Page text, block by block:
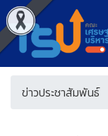
ข่าวประชาสัมพันธ์